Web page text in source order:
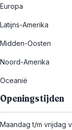
Europa
Latijns-Amerika
Midden-Oosten
Noord-Amerika
Oceanië
Openingstijden
Maandag t/m vrijdag